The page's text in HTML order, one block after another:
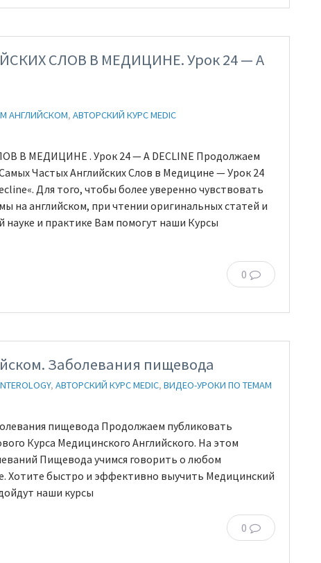
СЛОВ В МЕДИЦИНЕ. Урок 24 — A
АНГЛИЙСКОМ, АВТОРСКИЙ КУРС MEDIC
В МЕДИЦИНЕ . Урок 24 — A DECLINE Продолжаем
Частых Английских Слов в Медицине — Урок 24
Для того, чтобы более уверенно чувствовать
на английском, при чтении оригинальных статей и
и практике Вам помогут наши Курсы
0
Заболевания пищевода
, АВТОРСКИЙ КУРС MEDIC, ВИДЕО-УРОКИ ПО ТЕМАМ
пищевода Продолжаем публиковать
Курса Медицинского Английского. На этом
Пищевода учимся говорить о любом
Хотите быстро и эффективно выучить Медицинский
наши курсы
0